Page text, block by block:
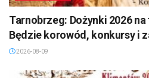
Tarnobrzeg: Dożynki 2026
Będzie korowód, konkursy i
2026-08-09